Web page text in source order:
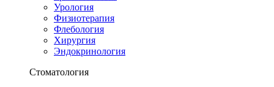
Урология
Физиотерапия
Флебология
Хирургия
Эндокринология
Стоматология